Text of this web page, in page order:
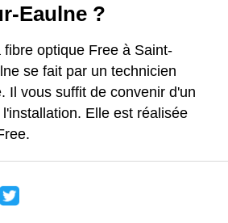
Eaulne ?
fibre optique Free à Saint-
se fait par un technicien
Il vous suffit de convenir d'un
Elle est réalisée